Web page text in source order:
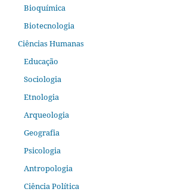
Bioquímica
Biotecnologia
Ciências Humanas
Educação
Sociologia
Etnologia
Arqueologia
Geografia
Psicologia
Antropologia
Ciência Política